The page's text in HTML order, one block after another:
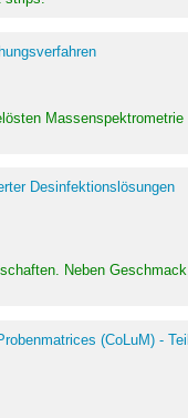
Desinfektionslösungen
Neben
(CoLuM) -